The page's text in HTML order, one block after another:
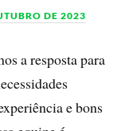
DE 2023
a resposta para
e bons